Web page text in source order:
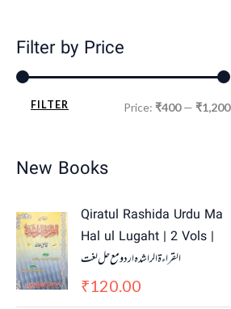
Filter by Price
FILTER Price: ₹400— ₹1,200
New Books
Qiratul Rashida Urdu Ma
Hal ul Lugaht | 2 Vols |
القراءة الراشدہ اردو مع حل لغت
₹120.00